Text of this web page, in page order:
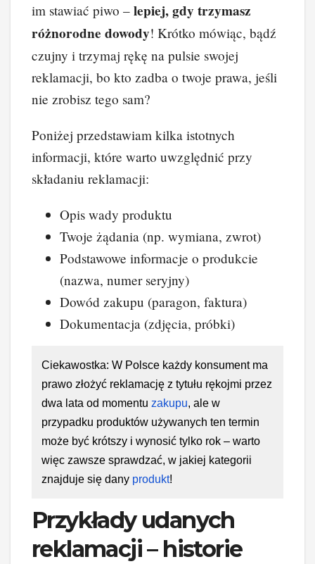
im stawiać piwo – lepiej, gdy trzymasz
różnorodne dowody! Krótko mówiąc, bądź
czujny i trzymaj rękę na pulsie swojej
reklamacji, bo kto zadba o twoje prawa, jeśli
nie zrobisz tego sam?
Poniżej przedstawiam kilka istotnych
informacji, które warto uwzględnić przy
składaniu reklamacji:
Opis wady produktu
Twoje żądania (np. wymiana, zwrot)
Podstawowe informacje o produkcie
(nazwa, numer seryjny)
Dowód zakupu (paragon, faktura)
Dokumentacja (zdjęcia, próbki)
Ciekawostka: W Polsce każdy konsument ma
prawo złożyć reklamację z tytułu rękojmi przez
dwa lata od momentu zakupu, ale w
przypadku produktów używanych ten termin
może być krótszy i wynosić tylko rok – warto
więc zawsze sprawdzać, w jakiej kategorii
znajduje się dany produkt!
Przykłady udanych
reklamacji – historie